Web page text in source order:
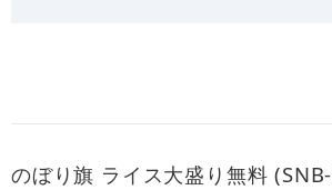
のぼり旗 ライス大盛り無料